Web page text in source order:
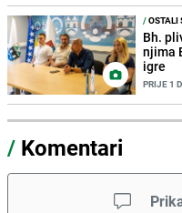
/OSTALI
Bh.
njima
igre
PRIJE 1
/ Komentari